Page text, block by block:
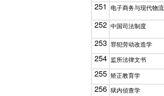
251 电子商务与现代物流
252 中国司法制度
253 罪犯劳动改造学
254 监所法律文书
255 矫正教育学
256 狱内侦查学